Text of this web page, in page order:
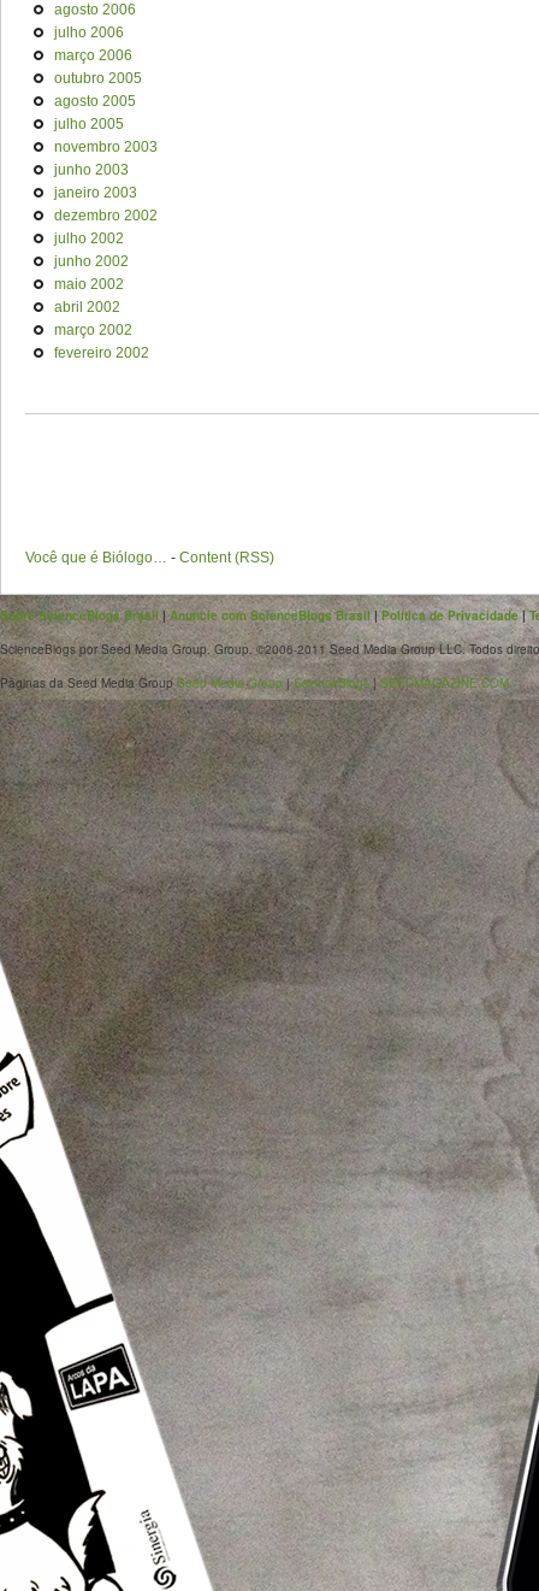
agosto 2006
julho 2006
março 2006
outubro 2005
agosto 2005
julho 2005
novembro 2003
junho 2003
janeiro 2003
dezembro 2002
julho 2002
junho 2002
maio 2002
abril 2002
março 2002
fevereiro 2002
Você que é Biólogo… - Content (RSS)
Sobre ScienceBlogs Brasil|Anuncie com ScienceBlogs Brasil|Política de Privacidade|
ScienceBlogs por Seed Media Group. Group. ©2006-2011 Seed Media Group LLC. Todos
Páginas da Seed Media GroupSeed Media Group|ScienceBlogs |SEEDMAGAZINE.COM